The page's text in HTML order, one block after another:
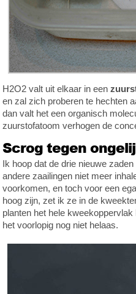
H2O2 valt uit elkaar in een
en zal zich proberen te hechten
dan valt het een organisch
zuurstofatoom verhogen de
Scrog tegen
Ik hoop dat de drie nieuwe
andere zaailingen niet meer
voorkomen, en toch voor een
hoog zijn, zet ik ze in de
planten het hele
het voorlopig nog niet helaas.